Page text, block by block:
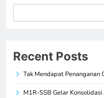
Recent Posts
Tak Mendapat
M1R-SSB Gelar